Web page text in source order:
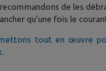
de les
qu’une fois le
tout en œuvre